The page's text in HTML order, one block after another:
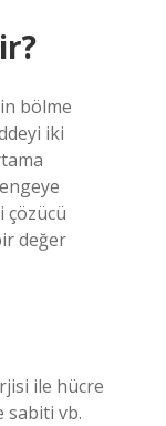
bölme
iki
çözücü
değer
ile hücre
sabiti vb.